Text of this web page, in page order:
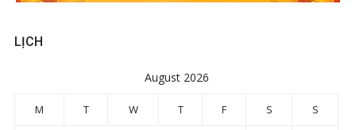
LỊCH
August 2026
M T W T F S S